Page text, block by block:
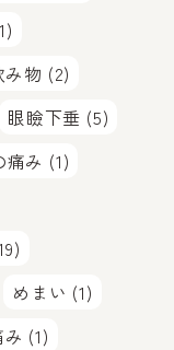
み物 (2)
眼瞼下垂 (5)
み (1)
めまい (1)
(1)